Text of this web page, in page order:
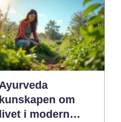
kunskapen om
livet i modern